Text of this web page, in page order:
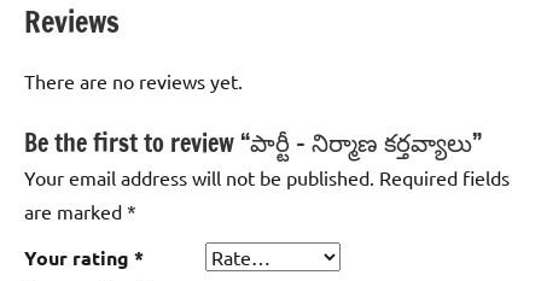
Reviews
There are no reviews yet.
Be the first to review “పార్టీ – నిర్మాణ కర్తవ్యాలు”
Your email address will not be published. Required fields
are marked *
Your rating *